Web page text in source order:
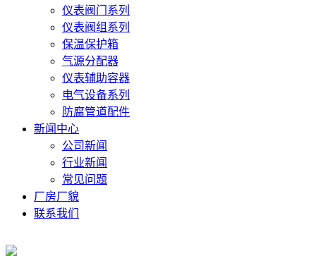
仪表阀门系列
仪表阀组系列
保温保护箱
气源分配器
仪表辅助容器
电气设备系列
防腐管道配件
新闻中心
公司新闻
行业新闻
常见问题
厂房厂貌
联系我们